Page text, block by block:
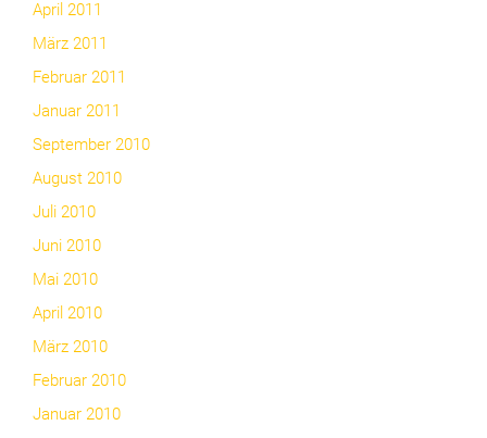
April 2011
März 2011
Februar 2011
Januar 2011
September 2010
August 2010
Juli 2010
Juni 2010
Mai 2010
April 2010
März 2010
Februar 2010
Januar 2010